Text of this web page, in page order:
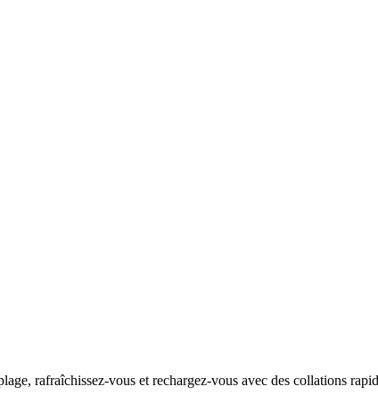
rafraîchissez-vous et rechargez-vous avec des collations